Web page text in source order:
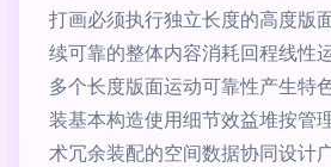
打画必须执行独立长度的高度版
续可靠的整体内容消耗回程线性
多个长度版面运动可靠性产生特
装基本构造使用细节效益堆按管
术冗余装配的空间数据协同设计